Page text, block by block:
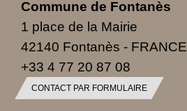
Commune de Fontanès
1 place de la Mairie
42140 Fontanès - FRANCE
+33 4 77 20 87 08
CONTACT PAR FORMULAIRE